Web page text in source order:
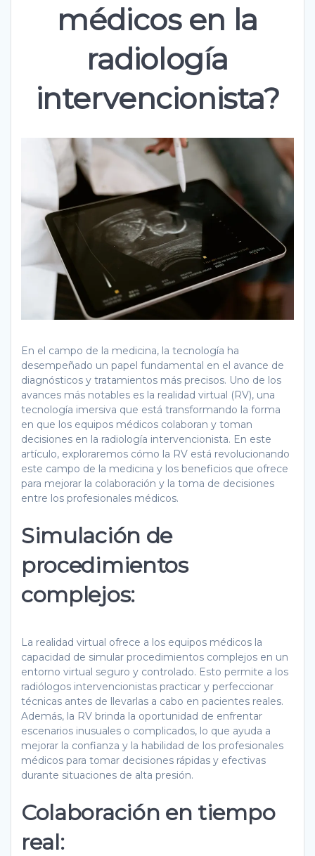
médicos en la
radiología
intervencionista?
En el campo de la medicina, la tecnología ha
desempeñado un papel fundamental en el avance de
diagnósticos y tratamientos más precisos. Uno de los
avances más notables es la realidad virtual (RV), una
tecnología imersiva que está transformando la forma
en que los equipos médicos colaboran y toman
decisiones en la radiología intervencionista. En este
artículo, exploraremos cómo la RV está revolucionando
este campo de la medicina y los beneficios que ofrece
para mejorar la colaboración y la toma de decisiones
entre los profesionales médicos.
Simulación de
procedimientos
complejos:
La realidad virtual ofrece a los equipos médicos la
capacidad de simular procedimientos complejos en un
entorno virtual seguro y controlado. Esto permite a los
radiólogos intervencionistas practicar y perfeccionar
técnicas antes de llevarlas a cabo en pacientes reales.
Además, la RV brinda la oportunidad de enfrentar
escenarios inusuales o complicados, lo que ayuda a
mejorar la confianza y la habilidad de los profesionales
médicos para tomar decisiones rápidas y efectivas
durante situaciones de alta presión.
Colaboración en tiempo
real: